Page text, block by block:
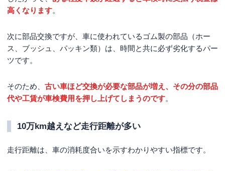
高くなります。
次に部品交換ですが、車に使われているゴム製の部品（ホー
ス、ブッシュ、パッキン類）は、時間と共に必ず劣化するパー
ツです。
そのため、 古い車ほど交換が必要な部品が増え、その分の部品
代や工賃が車検費用を押し上げてしまうのです。
10万km越えなど走行距離が多い
走行距離は、車の消耗度合いを示すわかりやすい指標です。